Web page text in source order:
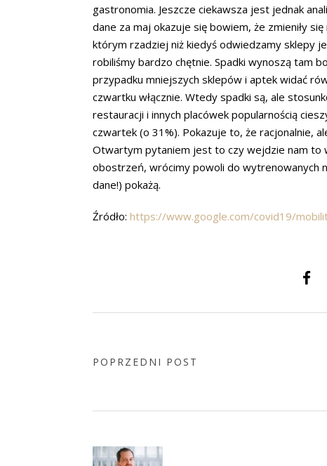
gastronomia. Jeszcze ciekawsza jest jednak
dane za maj okazuje się bowiem, że zmieniły
którym rzadziej niż kiedyś odwiedzamy sklepy
robiliśmy bardzo chętnie. Spadki wynoszą tam
przypadku mniejszych sklepów i aptek widać
czwartku włącznie. Wtedy spadki są, ale
restauracji i innych placówek popularnością
czwartek (o 31%). Pokazuje to, że racjonalnie,
Otwartym pytaniem jest to czy wejdzie nam to
obostrzeń, wrócimy powoli do wytrenowanych
dane!) pokażą.
Źródło: https://www.google.com/covid19/
POPRZEDNI POST